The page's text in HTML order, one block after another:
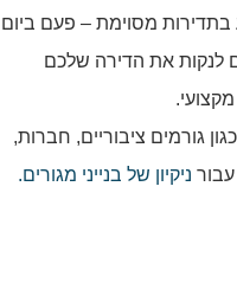
בתדירות מסוימת – פעם ביום
לנקות את הדירה שלכם
גורמים ציבוריים, חברות,
עבור ניקיון של בנייני מגורים.